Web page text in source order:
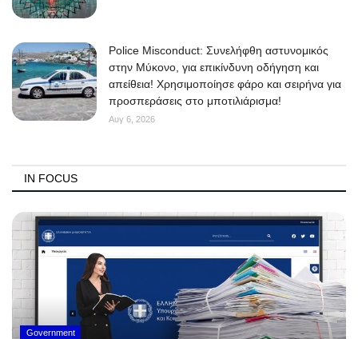
Police Misconduct: Συνελήφθη αστυνομικός
στην Μύκονο, για επικίνδυνη οδήγηση και
απείθεια! Χρησιμοποίησε φάρο και σειρήνα για
προσπεράσεις στο μποτιλιάρισμα!
Αυγ 6, 2026
IN FOCUS
Government